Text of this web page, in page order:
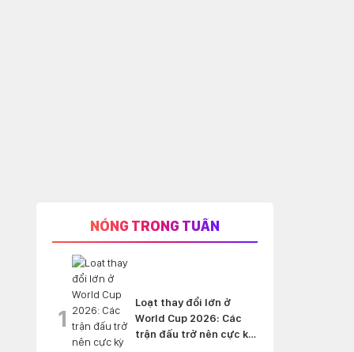
NÓNG TRONG TUẦN
1
Loạt thay đổi lớn ở
World Cup 2026: Các
trận đấu trở nên cực kỳ